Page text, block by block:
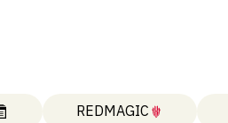
REDMAGIC